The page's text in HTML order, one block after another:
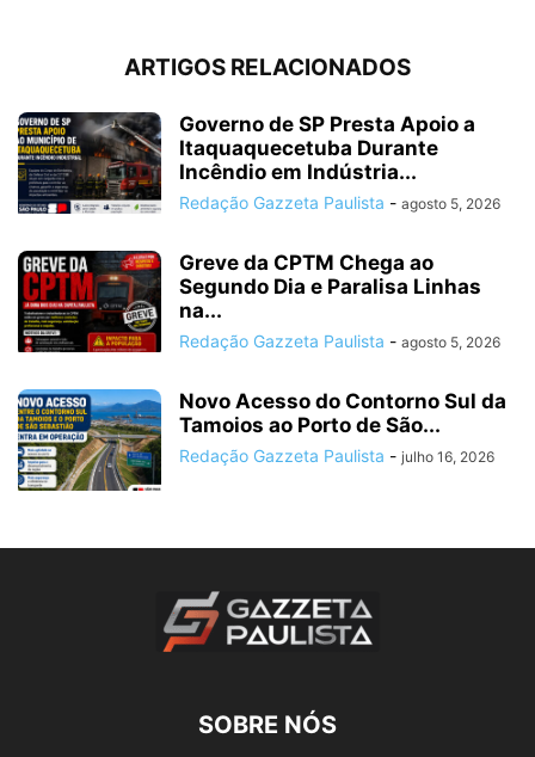
ARTIGOS RELACIONADOS
Governo de SP Presta Apoio a
Itaquaquecetuba Durante
Incêndio em Indústria...
Redação Gazzeta Paulista - agosto 5, 2026
Greve da CPTM Chega ao
Segundo Dia e Paralisa Linhas
na...
Redação Gazzeta Paulista - agosto 5, 2026
Novo Acesso do Contorno Sul da
Tamoios ao Porto de São...
Redação Gazzeta Paulista - julho 16, 2026
SOBRE NÓS